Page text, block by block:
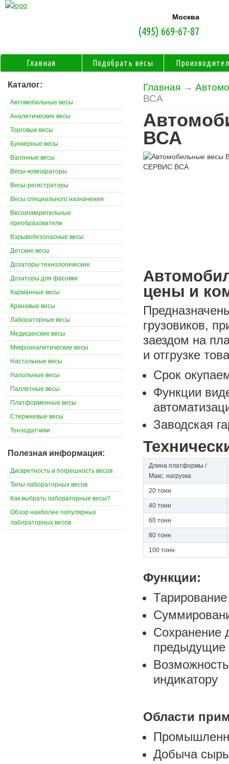
Главная →
ВСА
ВСА
цены и
грузовиков,
заездом на
и отгрузке
Срок
Функции
Заводская
Длина платформы /
Макс. нагрузка
20 тонн
40 тонн
60 тонн
80 тонн
100 тонн
Функции:
Тарирование
Сохранение
предыдущие
индикатору
Области
Добыча
Каталог:
Автомобильные весы
Аналитические весы
Торговые весы
Бункерные весы
Вагонные весы
Весы-компараторы
Весы-регистраторы
Весы специального назначения
Весоизмерительные
преобразователи
Взрывобезопасные весы
Детские весы
Дозаторы технологические
Дозаторы для фасовки
Карманные весы
Крановые весы
Лабораторные весы
Медицинские весы
Микроаналитические весы
Настольные весы
Напольные весы
Паллетные весы
Платформенные весы
Стержневые весы
Тензодатчики
Полезная информация:
Дискретность и погрешность весов
Типы лабораторных весов
Как выбрать лабораторные весы?
Обзор наиболее популярных
лабораторных весов
Москва
(495) 669-67-87
Главная Подобрать весы